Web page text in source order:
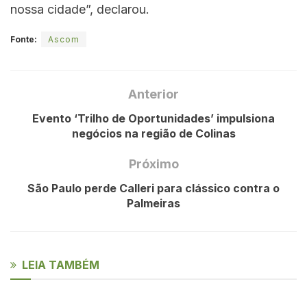
nossa cidade”, declarou.
Fonte: Ascom
Anterior
Evento ‘Trilho de Oportunidades’ impulsiona
negócios na região de Colinas
Próximo
São Paulo perde Calleri para clássico contra o
Palmeiras
LEIA TAMBÉM